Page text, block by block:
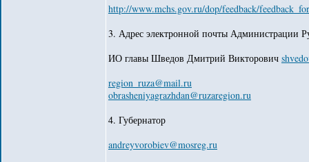
http://www.mchs.gov.ru/dop/feedback/
3. Адрес электронной почты Администрации
ИО главы Шведов Дмитрий Викторович
region_ruza@mail.ru
obrasheniyagrazhdan@ruzaregion.ru
4. Губернатор
andreyvorobiev@mosreg.ru